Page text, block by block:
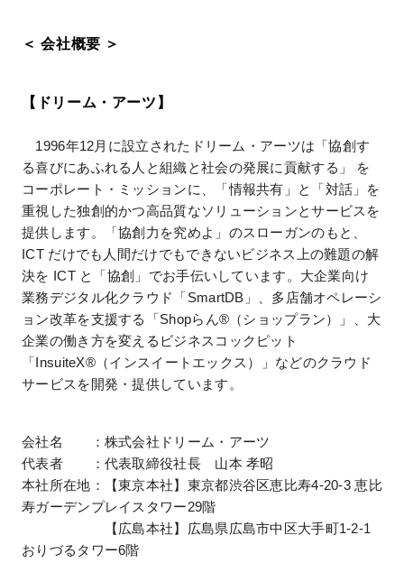
＜ 会社概要 ＞
【ドリーム・アーツ】
1996年12月に設立されたドリーム・アーツは「協創す
る喜びにあふれる人と組織と社会の発展に貢献する」 を
コーポレート・ミッションに、「情報共有」と「対話」を
重視した独創的かつ高品質なソリューションとサービスを
提供します。「協創力を究めよ」のスローガンのもと、
ICT だけでも人間だけでもできないビジネス上の難題の解
決を ICT と「協創」でお手伝いしています。大企業向け
業務デジタル化クラウド「SmartDB」、多店舗オペレーシ
ョン改革を支援する「Shopらん®（ショップラン）」、大
企業の働き方を変えるビジネスコックピット
「InsuiteX®（インスイートエックス）」などのクラウド
サービスを開発・提供しています。
会社名 ：株式会社ドリーム・アーツ
代表者 ：代表取締役社長 山本 孝昭
本社所在地：【東京本社】東京都渋谷区恵比寿4-20-3 恵比
寿ガーデンプレイスタワー29階
【広島本社】広島県広島市中区大手町1-2-1
おりづるタワー6階